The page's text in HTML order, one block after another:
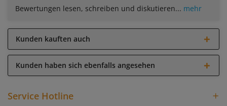
Bewertungen lesen, schreiben und diskutieren... mehr
Kunden kauften auch
Kunden haben sich ebenfalls angesehen
Service Hotline